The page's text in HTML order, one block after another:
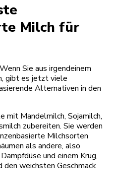
Milch für
Sie aus irgendeinem
gibt es jetzt viele
Alternativen in den
mit Mandelmilch, Sojamilch,
zubereiten. Sie werden
Milchsorten
als andere, also
und einem Krug,
weichsten Geschmack